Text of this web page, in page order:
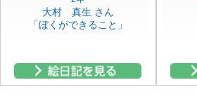
大村 真生 さん
「ぼくができること」